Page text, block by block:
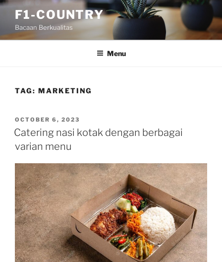
Skip
content
F1-COUNTRY
Bacaan Berkualitas
Menu
TAG: MARKETING
POSTED
ON
OCTOBER 6, 2023
Catering nasi kotak dengan berbagai
varian menu